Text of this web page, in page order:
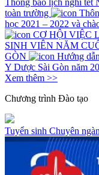
Thông báo lịch nghỉ tết
toàn trường
học 2021 – 2022 và
CƠ HỘI VIỆC
SINH VIÊN NĂM
GÒN
Hướng
Y Dược Sài Gòn năm
Xem thêm >>
Chương trình Đào tạo
Tuyển sinh Chuyên